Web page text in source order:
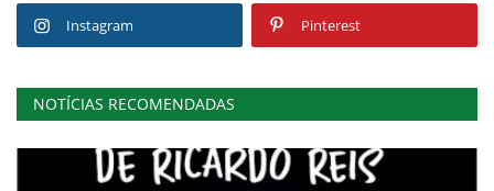
Instagram Pinterest
NOTÍCIAS RECOMENDADAS